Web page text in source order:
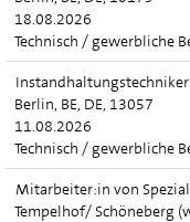
18.08.2026
Technisch / gewerbliche
Berlin, BE, DE, 13057
11.08.2026
Technisch / gewerbliche
Mitarbeiter:in von
Tempelhof/ Schöneberg